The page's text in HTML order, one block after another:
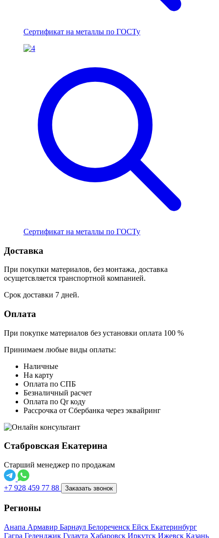
Сертификат на металлы по ГОСТу
Сертификат на металлы по ГОСТу
Доставка
При покупки материалов, без монтажа, доставка
осущетсвляется транспортной компанией.
Срок доставки 7 дней.
Оплата
При покупке материалов без установки оплата 100 %
Принимаем любые виды оплаты:
Наличные
На карту
Оплата по СПБ
Безналичный расчет
Оплата по Qr коду
Рассрочка от Сбербанка через эквайринг
Стабровская Екатерина
Старший менеджер по продажам
+7 928 459 77 88 Заказать звонок
Регионы
Анапа Армавир Барнаул Белореченск Ейск Екатеринбург
Гагра Геленджик Гудаута Хабаровск Иркутск Ижевск Казань